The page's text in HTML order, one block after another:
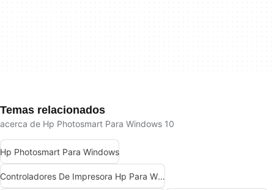
Temas relacionados
acerca de Hp Photosmart Para Windows 10
Hp Photosmart Para Windows
Controladores De Impresora Hp Para Windows 10